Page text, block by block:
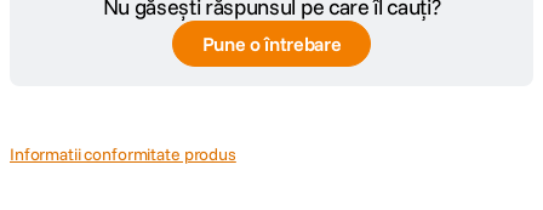
Nu găsești răspunsul pe care îl cauți?
Pune o întrebare
Informatii conformitate produs